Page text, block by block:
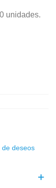
unidades.
de deseos